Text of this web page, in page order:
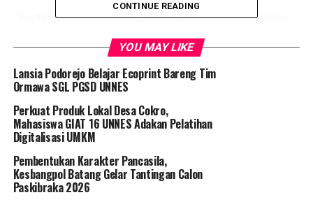
“Kegiatan bertema ‘Bike to Campus IKA Unnes Gowes
yang mengangkat komitmen Unnes sebagai universitas
konservasi,” kata Wartono.
akan ditempuh selama 40 hari. “
pantura dan dibagi menjadi beberapa etape, yakni
Semarang-Rembang (102 km), Rembang-Tuban, Tuban-
Surabaya, Surabaya-Porbolinggo, Porbolinggo-
Situbondo, Situbondo-Gilimanuk, Gilimanuk Tabanan,
CONTINUE READING
YOU MAY LIKE
Lansia Podorejo Belajar Ecoprint Bareng Tim
Ormawa SGL PGSD UNNES
Perkuat Produk Lokal Desa Cokro,
Mahasiswa GIAT 16 UNNES Adakan Pelatihan
Digitalisasi UMKM
Pembentukan Karakter Pancasila,
Kesbangpol Batang Gelar Tantingan Calon
Paskibraka 2026